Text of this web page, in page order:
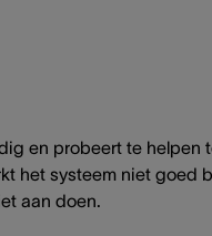
en probeert te helpen
het systeem niet goed
aan doen.